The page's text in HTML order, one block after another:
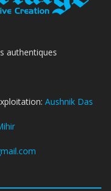
authentiques
Aushnik Das